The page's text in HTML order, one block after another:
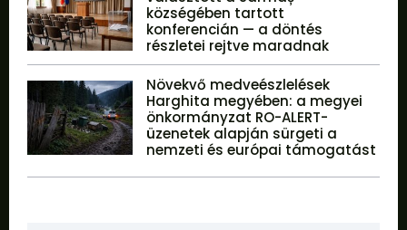
községében tartott
konferencián — a döntés
részletei rejtve maradnak
Növekvő medveészlelések
Harghita megyében: a megyei
önkormányzat RO-ALERT-
üzenetek alapján sürgeti a
nemzeti és európai támogatást